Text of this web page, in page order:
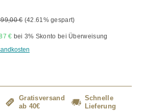
€ (42.61% gespart)
€ bei 3% Skonto bei Überweisung
Gratisversand
ab 40€
Schnelle
Lieferung